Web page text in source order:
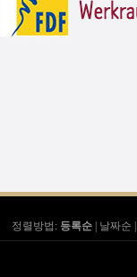
정렬방법: 등록순 날짜순